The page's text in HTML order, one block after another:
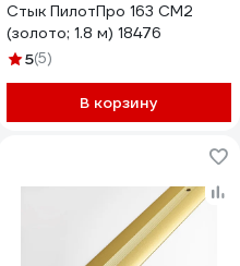
Стык ПилотПро 163 СМ2
(золото; 1.8 м) 18476
5(5)
В корзину